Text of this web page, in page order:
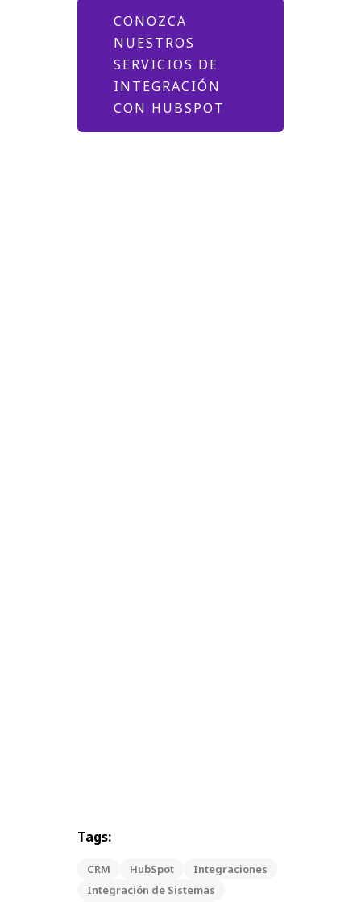
CONOZCA
NUESTROS
SERVICIOS DE
INTEGRACIÓN
CON HUBSPOT
Tags:
CRM HubSpot
Integraciones
Integración de Sistemas